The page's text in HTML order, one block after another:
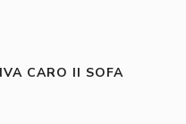
CARO II SOFA